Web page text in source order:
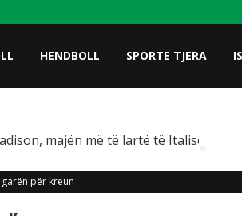
HENDBOLL SPORTE TJERA
majën më të lartë të Italisë
për kreun